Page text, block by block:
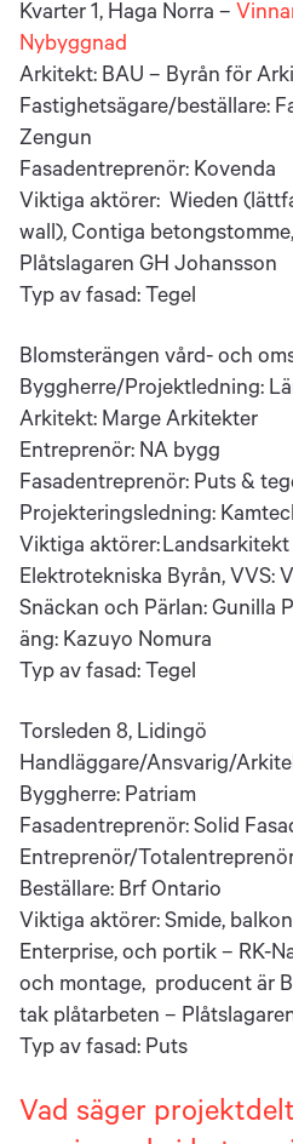
Kvarter 1, Haga Norra –
Nybyggnad
Arkitekt: BAU – Byrån för
Fastighetsägare/beställare:
Zengun
Fasadentreprenör: Kovenda
Viktiga aktörer: Wieden
wall), Contiga
Plåtslagaren GH Johansson
Typ av fasad: Tegel
Blomsterängen vård- och
Byggherre/Projektledning:
Arkitekt: Marge Arkitekter
Entreprenör: NA bygg
Fasadentreprenör: Puts &
Projekteringsledning:
Viktiga aktörer: Landsarkitekt
Elektrotekniska Byrån, VVS:
Snäckan och Pärlan: Gunilla
äng: Kazuyo Nomura
Typ av fasad: Tegel
Torsleden 8, Lidingö
Handläggare/Ansvarig/
Byggherre: Patriam
Fasadentreprenör: Solid
Entreprenör/
Beställare: Brf Ontario
Viktiga aktörer: Smide,
Enterprise, och portik – RK-
och montage, producent är
tak plåtarbeten –
Typ av fasad: Puts
Vad säger